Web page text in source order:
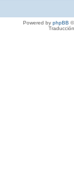
Powered by phpBB